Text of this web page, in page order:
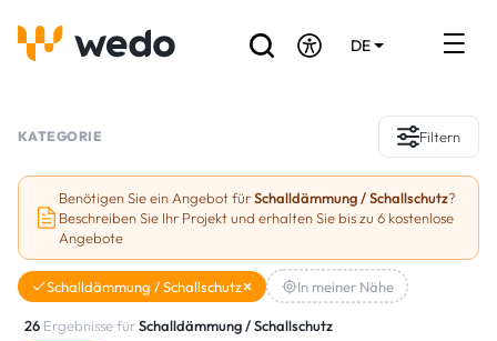
DE
Referenzen
Förderungen & Zuschüsse
Stellenbörse
KATEGORIE Filtern
Benötigen Sie ein Angebot fürSchalldämmung / Schallschutz?
Beschreiben Sie Ihr Projekt und erhalten Sie bis zu 6 kostenlose
Angebote
Schalldämmung / Schallschutz In meiner Nähe
26 Ergebnisse fürSchalldämmung / Schallschutz